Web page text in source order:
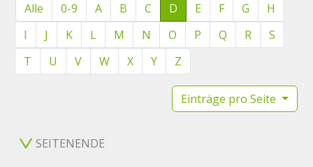
Alle 0-9 A B C D E F G
H
I
J K L M N O P Q R
S
T
U V W X Y Z
Einträge pro Seite
SEITENENDE